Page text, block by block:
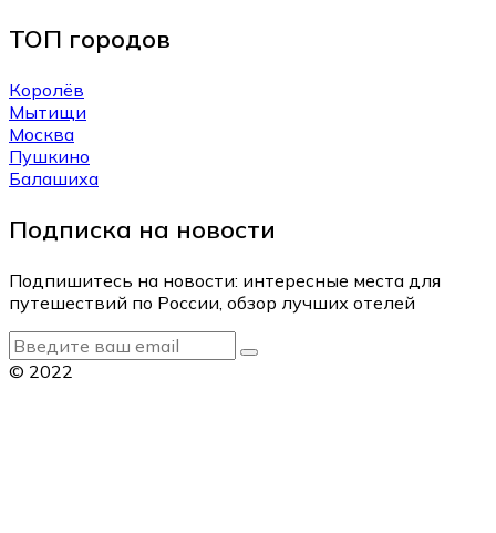
ТОП городов
Королёв
Мытищи
Москва
Пушкино
Балашиха
Подписка на новости
Подпишитесь на новости: интересные места для
путешествий по России, обзор лучших отелей
© 2022